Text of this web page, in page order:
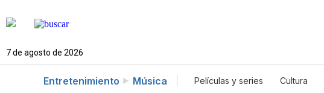
7 de agosto de 2026
Entretenimiento Música Películas y series Cultura